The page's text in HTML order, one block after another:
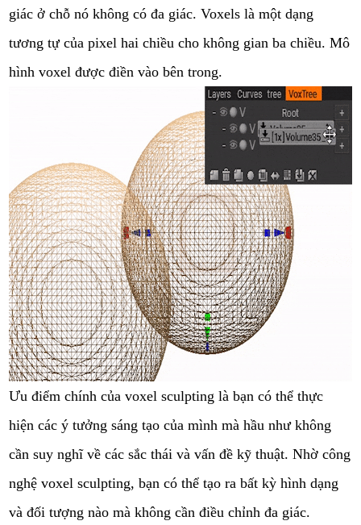
giác ở chỗ nó không có đa giác. Voxels là một dạng
tương tự của pixel hai chiều cho không gian ba chiều. Mô
hình voxel được điền vào bên trong.
Ưu điểm chính của voxel sculpting là bạn có thể thực
hiện các ý tưởng sáng tạo của mình mà hầu như không
cần suy nghĩ về các sắc thái và vấn đề kỹ thuật. Nhờ công
nghệ voxel sculpting, bạn có thể tạo ra bất kỳ hình dạng
và đối tượng nào mà không cần điều chỉnh đa giác.